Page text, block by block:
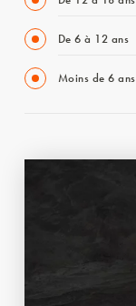
De 6 à 12 ans
Moins de 6 ans